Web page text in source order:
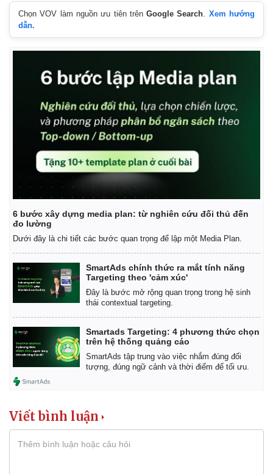
Chọn VOV làm nguồn ưu tiên trênGoogle Search
Xem hướng
dẫn.
6 bước xây dựng media plan: từ nghiên cứu đối thủ đến
đo lường
Dưới đây là chi tiết các bước quan trọng để lập một Media Plan.
SmartAds chính thức ra mắt tính năng
Targeting theo 'cảm xúc'
Đây là bước mở rộng quan trọng trong hệ sinh
thái contextual targeting.
Smartads Targeting: 4 phương thức chọn
trên hệ thống quảng cáo
SmartAds tập trung vào việc nhắm đúng đối
tượng, đúng ngữ cảnh và thời điểm để tối ưu.
Viết bình luận